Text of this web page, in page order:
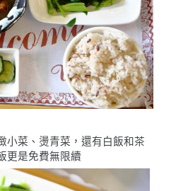
小菜、燙青菜，還有白飯和茶
更是免費無限續